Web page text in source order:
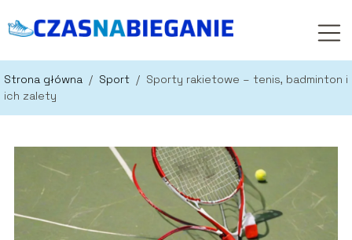
Strona główna / Sport / Sporty rakietowe – tenis, badminton i
ich zalety